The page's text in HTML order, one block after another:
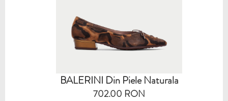
BALERINI Din Piele Naturala
702.00 RON